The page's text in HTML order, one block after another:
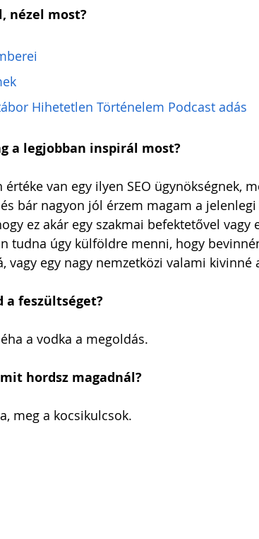
nézel most?
Hihetetlen Történelem Podcast adás
a legjobban inspirál most?
van egy ilyen SEO ügynökségnek,
bár nagyon jól érzem magam a
ez akár egy szakmai befektetővel vagy
tudna úgy külföldre menni, hogy
vagy egy nagy nemzetközi valami kivinné
a feszültséget?
a vodka a megoldás.
hordsz magadnál?
meg a kocsikulcsok.